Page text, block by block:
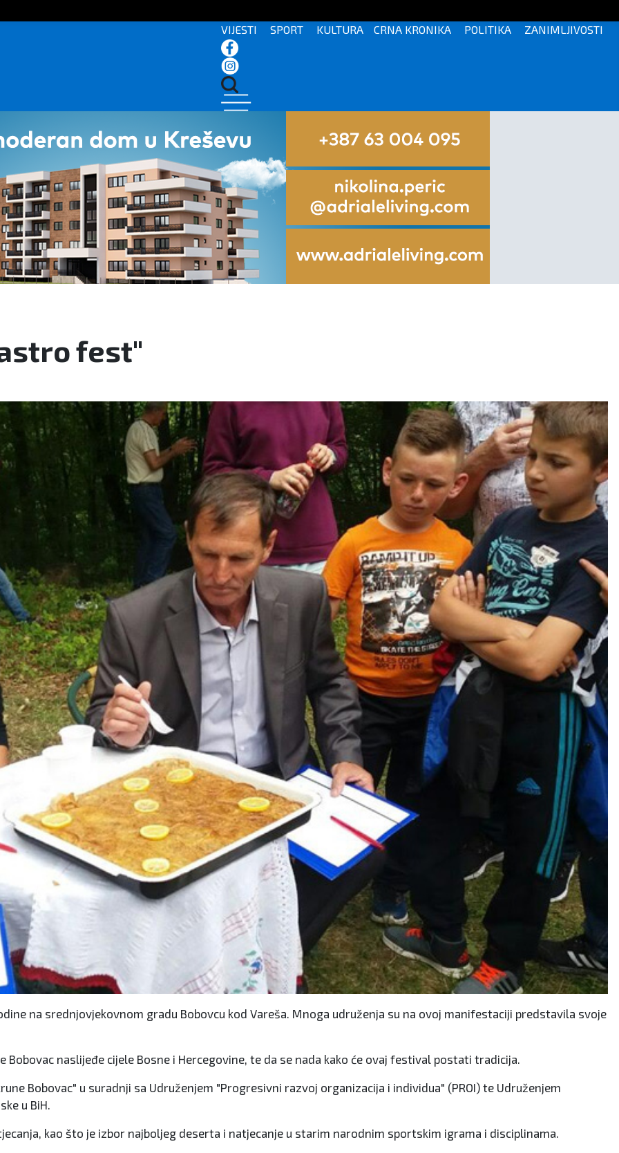
VIJESTI SPORT KULTURA CRNA KRONIKA POLITIKA ZANIMLJIVOSTI
fest"
na srednjovjekovnom gradu Bobovcu kod Vareša. Mnoga udruženja su na ovoj manifestaciji predstavila svoje
je Bobovac naslijeđe cijele Bosne i Hercegovine, te da se nada kako će ovaj festival postati tradicija.
Bobovac" u suradnji sa Udruženjem "Progresivni razvoj organizacija i individua" (PROI) te Udruženjem
u BiH.
kao što je izbor najboljeg deserta i natjecanje u starim narodnim sportskim igrama i disciplinama.